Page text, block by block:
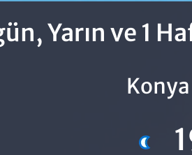
Yarın ve 1
Konya